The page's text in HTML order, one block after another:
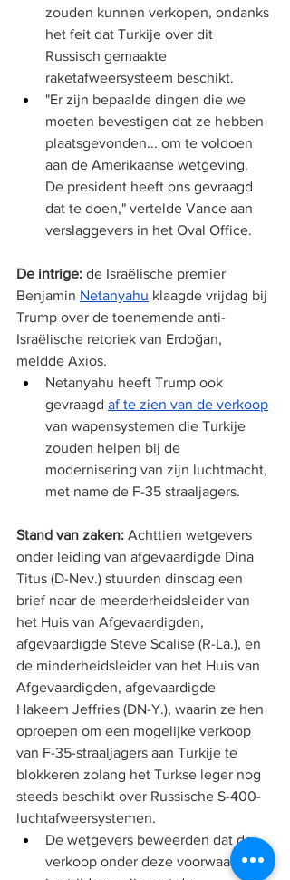
zouden kunnen verkopen, ondanks
het feit dat Turkije over dit
Russisch gemaakte
raketafweersysteem beschikt.
"Er zijn bepaalde dingen die we
moeten bevestigen dat ze hebben
plaatsgevonden... om te voldoen
aan de Amerikaanse wetgeving.
De president heeft ons gevraagd
dat te doen," vertelde Vance aan
verslaggevers in het Oval Office.
De intrige: de Israëlische premier
Benjamin Netanyahu klaagde vrijdag bij
Trump over de toenemende anti-
Israëlische retoriek van Erdoğan,
meldde Axios.
Netanyahu heeft Trump ook
gevraagd af te zien van de verkoop
van wapensystemen die Turkije
zouden helpen bij de
modernisering van zijn luchtmacht,
met name de F-35 straaljagers.
Stand van zaken: Achttien wetgevers
onder leiding van afgevaardigde Dina
Titus (D-Nev.) stuurden dinsdag een
brief naar de meerderheidsleider van
het Huis van Afgevaardigden,
afgevaardigde Steve Scalise (R-La.), en
de minderheidsleider van het Huis van
Afgevaardigden, afgevaardigde
Hakeem Jeffries (DN-Y.), waarin ze hen
oproepen om een ​​mogelijke verkoop
van F-35-straaljagers aan Turkije te
blokkeren zolang het Turkse leger nog
steeds beschikt over Russische S-400-
luchtafweersystemen.
De wetgevers beweerden dat de
verkoop onder deze voorwaarden